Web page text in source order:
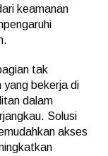
keamanan
tak
yang bekerja di
dalam
Solusi
akses